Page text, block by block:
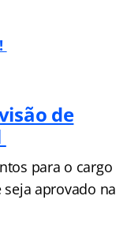
de
para o cargo
aprovado na